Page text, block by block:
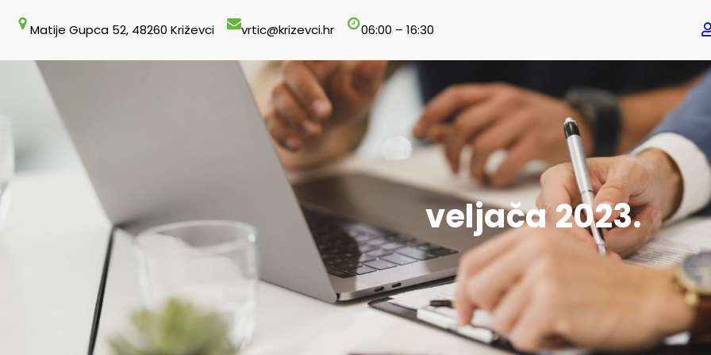
sadržaja
Matije Gupca 52, 48260 Križevci vrtic@krizevci.hr 06:00 – 16:30
veljača 2023.